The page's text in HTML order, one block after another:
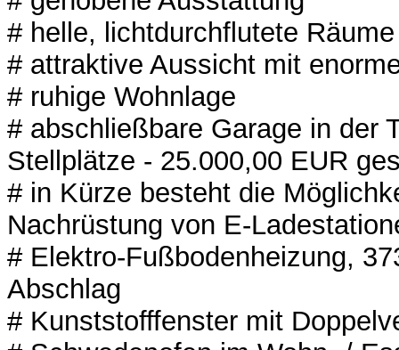
# helle, lichtdurchflutete Räume
# attraktive Aussicht mit
# ruhige Wohnlage
# abschließbare Garage in der
Stellplätze - 25.000,00 EUR
# in Kürze besteht die
Nachrüstung von E-
# Elektro-Fußbodenheizung,
Abschlag
# Kunststofffenster mit